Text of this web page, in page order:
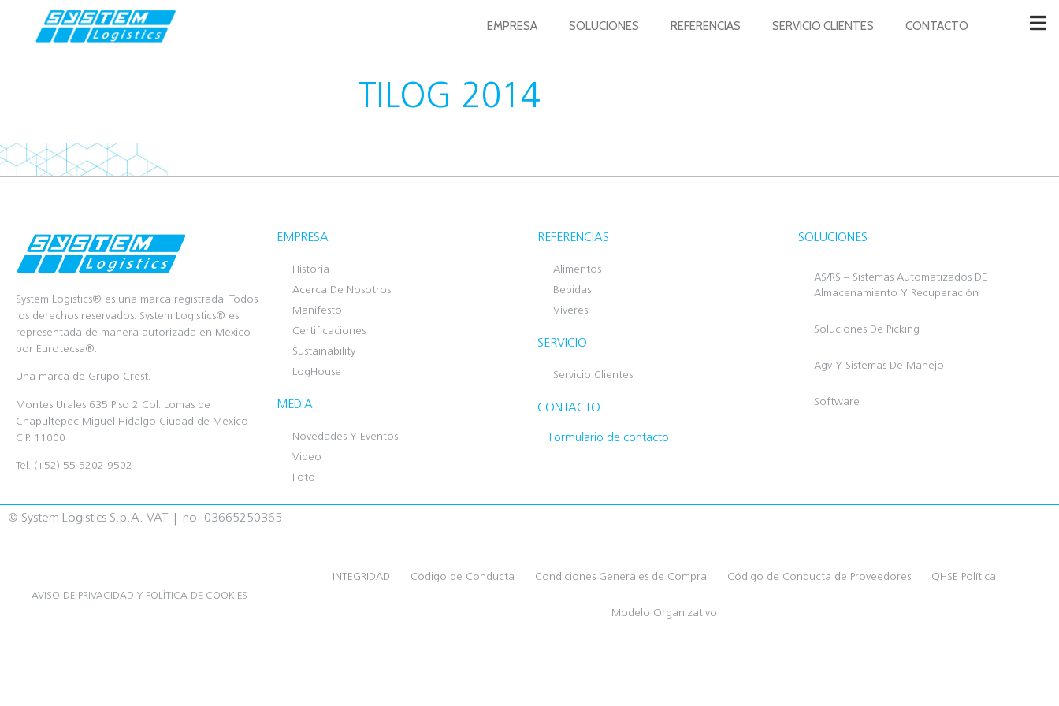
EMPRESA SOLUCIONES REFERENCIAS SERVICIO CLIENTES CONTACTO
TILOG 2014
System Logistics® es una marca registrada. Todos
los derechos reservados. System Logistics® es
representada de manera autorizada en México
por Eurotecsa®.
Una marca de Grupo Crest.
Montes Urales 635 Piso 2 Col. Lomas de
Chapultepec Miguel Hidalgo Ciudad de México
C.P. 11000
Tel. (+52) 55 5202 9502
EMPRESA
Historia
Acerca De Nosotros
Manifesto
Certificaciones
Sustainability
LogHouse
MEDIA
Novedades Y Eventos
Video
Foto
REFERENCIAS
Alimentos
Bebidas
Viveres
SERVICIO
Servicio Clientes
CONTACTO
Formulario de contacto
SOLUCIONES
AS/RS – Sistemas Automatizados DE
Almacenamiento Y Recuperación
Soluciones De Picking
Agv Y Sistemas De Manejo
Software
© System Logistics S.p.A. VAT | no. 03665250365
AVISO DE PRIVACIDAD Y POLÍTICA DE COOKIES
INTEGRIDAD Código de Conducta Condiciones Generales de Compra Código de Conducta de Proveedores QHSE Política
Modelo Organizativo